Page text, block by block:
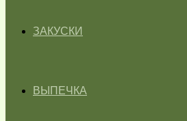
ЗАКУСКИ
ВЫПЕЧКА